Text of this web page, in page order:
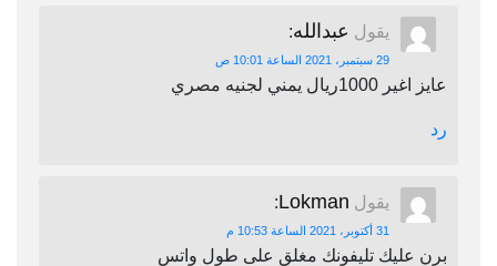
يقول عبدالله:
29 سبتمبر، 2021 الساعة 10:01 ص
عايز اغير 1000ريال يمني لجنيه مصري
رد
يقول Lokman
:
31 أكتوبر، 2021 الساعة 10:53 م
برن عليك تليفونك مغلق على طول واتس